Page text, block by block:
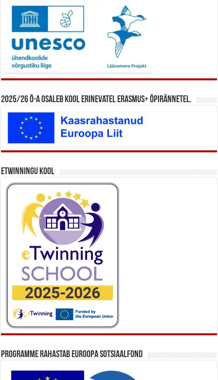
2025/26 õ-a osaleb kool erinevatel Erasmus+ õpirännetel.
eTwinningu kool
Programme rahastab Euroopa Sotsiaalfond